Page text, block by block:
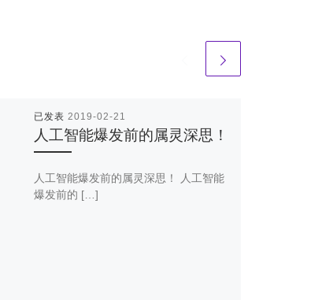
已发表 2019-02-21
人工智能爆发前的属灵深思！
人工智能爆发前的属灵深思！ 人工智能
爆发前的 […]